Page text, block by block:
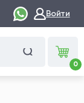
Войти
0